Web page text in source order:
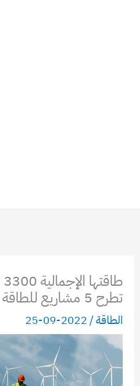
تطرح 5 مشاريع للطاقة المتجددة
الطاقة/
2022-09-25